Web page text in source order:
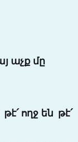
աչք մը
թէ՛ ողջ են թէ՛